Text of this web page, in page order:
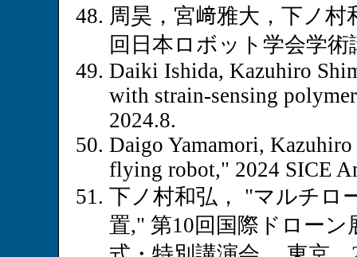
周昊，宮﨑雅大，下ノ
回日本ロボット学会学術
Daiki Ishida, Kazuhiro
with strain-sensing
2024.8.
Daigo Yamamori,
flying robot," 2024 SICE
下ノ村和弘， "マルチロ
置," 第10回国際ドロー